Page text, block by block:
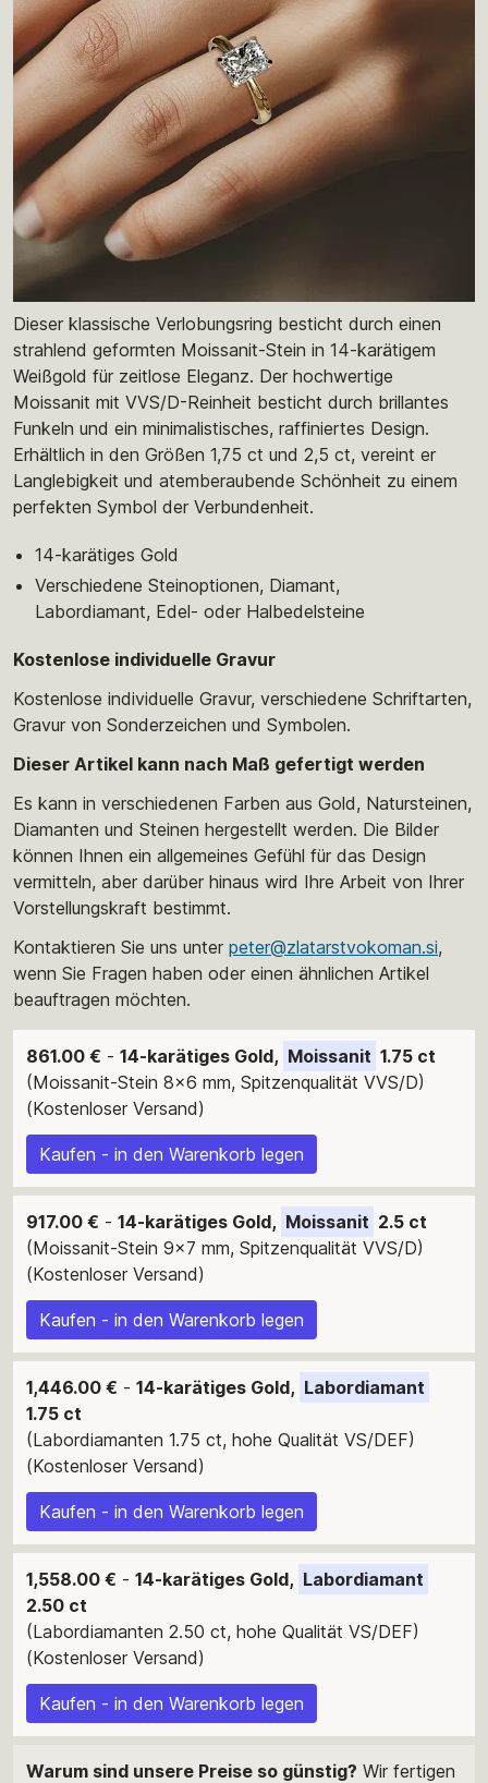
Dieser klassische Verlobungsring besticht durch einen
strahlend geformten Moissanit-Stein in 14-karätigem
Weißgold für zeitlose Eleganz. Der hochwertige
Moissanit mit VVS/D-Reinheit besticht durch brillantes
Funkeln und ein minimalistisches, raffiniertes Design.
Erhältlich in den Größen 1,75 ct und 2,5 ct, vereint er
Langlebigkeit und atemberaubende Schönheit zu einem
perfekten Symbol der Verbundenheit.
14-karätiges Gold
Verschiedene Steinoptionen, Diamant,
Labordiamant, Edel- oder Halbedelsteine
Kostenlose individuelle Gravur
Kostenlose individuelle Gravur, verschiedene Schriftarten,
Gravur von Sonderzeichen und Symbolen.
Dieser Artikel kann nach Maß gefertigt werden
Es kann in verschiedenen Farben aus Gold, Natursteinen,
Diamanten und Steinen hergestellt werden. Die Bilder
können Ihnen ein allgemeines Gefühl für das Design
vermitteln, aber darüber hinaus wird Ihre Arbeit von Ihrer
Vorstellungskraft bestimmt.
Kontaktieren Sie uns unter peter@zlatarstvokoman.si,
wenn Sie Fragen haben oder einen ähnlichen Artikel
beauftragen möchten.
861.00 € - 14-karätiges Gold, Moissanit 1.75 ct
(Moissanit-Stein 8x6 mm, Spitzenqualität VVS/D)
(Kostenloser Versand)
Kaufen - in den Warenkorb legen
917.00 € - 14-karätiges Gold, Moissanit 2.5 ct
(Moissanit-Stein 9x7 mm, Spitzenqualität VVS/D)
(Kostenloser Versand)
Kaufen - in den Warenkorb legen
1,446.00 € - 14-karätiges Gold, Labordiamant
1.75 ct
(Labordiamanten 1.75 ct, hohe Qualität VS/DEF)
(Kostenloser Versand)
Kaufen - in den Warenkorb legen
1,558.00 € - 14-karätiges Gold, Labordiamant
2.50 ct
(Labordiamanten 2.50 ct, hohe Qualität VS/DEF)
(Kostenloser Versand)
Kaufen - in den Warenkorb legen
Warum sind unsere Preise so günstig? Wir fertigen